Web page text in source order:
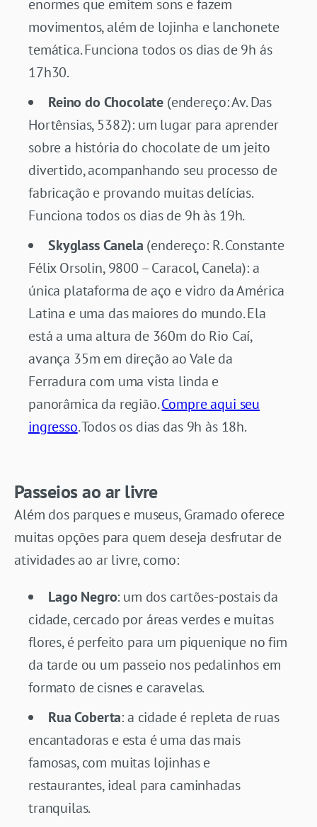
enormes que emitem sons e fazem
movimentos, além de lojinha e lanchonete
temática. Funciona todos os dias de 9h ás
17h30.
Reino do Chocolate (endereço: Av. Das
Hortênsias, 5382): um lugar para aprender
sobre a história do chocolate de um jeito
divertido, acompanhando seu processo de
fabricação e provando muitas delícias.
Funciona todos os dias de 9h às 19h.
Skyglass Canela (endereço: R. Constante
Félix Orsolin, 9800 – Caracol, Canela): a
única plataforma de aço e vidro da América
Latina e uma das maiores do mundo. Ela
está a uma altura de 360m do Rio Caí,
avança 35m em direção ao Vale da
Ferradura com uma vista linda e
panorâmica da região.Compre aqui seu
ingresso. Todos os dias das 9h às 18h.
Passeios ao ar livre
Além dos parques e museus, Gramado oferece
muitas opções para quem deseja desfrutar de
atividades ao ar livre, como:
Lago Negro: um dos cartões-postais da
cidade, cercado por áreas verdes e muitas
flores, é perfeito para um piquenique no fim
da tarde ou um passeio nos pedalinhos em
formato de cisnes e caravelas.
Rua Coberta: a cidade é repleta de ruas
encantadoras e esta é uma das mais
famosas, com muitas lojinhas e
restaurantes, ideal para caminhadas
tranquilas.